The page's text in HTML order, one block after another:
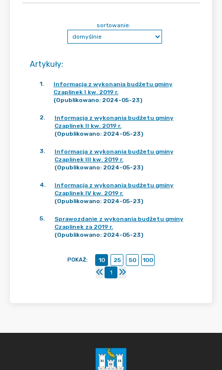
Artykuły:
sortowanie:
1.
Informacja z wykonania budżetu gminy
Czaplinek I kw. 2019 r.
(Opublikowano: 2024-05-23)
2.
Informacja z wykonania budżetu gminy
Czaplinek II kw. 2019 r.
(Opublikowano: 2024-05-23)
3.
Informacja z wykonania budżetu gminy
Czaplinek III kw. 2019 r.
(Opublikowano: 2024-05-23)
4.
Informacja z wykonania budżetu gminy
Czaplinek IV kw. 2019 r.
(Opublikowano: 2024-05-23)
5.
Sprawozdanie z wykonania budżetu gminy
Czaplinek za 2019 r.
(Opublikowano: 2024-05-23)
POKAŻ: 10 25 50
100
1